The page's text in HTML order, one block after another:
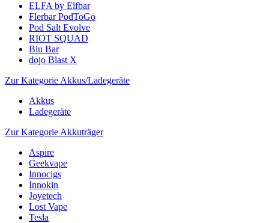
ELFA by Elfbar
Flerbar PodToGo
Pod Salt Evolve
RIOT SQUAD
Blu Bar
dojo Blast X
Zur Kategorie Akkus/Ladegeräte
Akkus
Ladegeräte
Zur Kategorie Akkuträger
Aspire
Geekvape
Innocigs
Innokin
Joyetech
Lost Vape
Tesla